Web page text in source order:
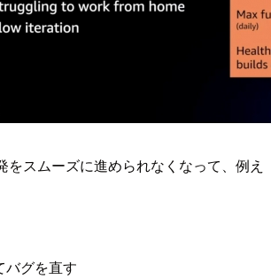
をスムーズに進められなくなって、例え
バグを直す